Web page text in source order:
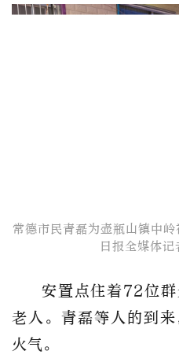
常德市民青磊为壶瓶山镇中
日报全媒体
安置点住着72位
老人。青磊等人的到
火气。